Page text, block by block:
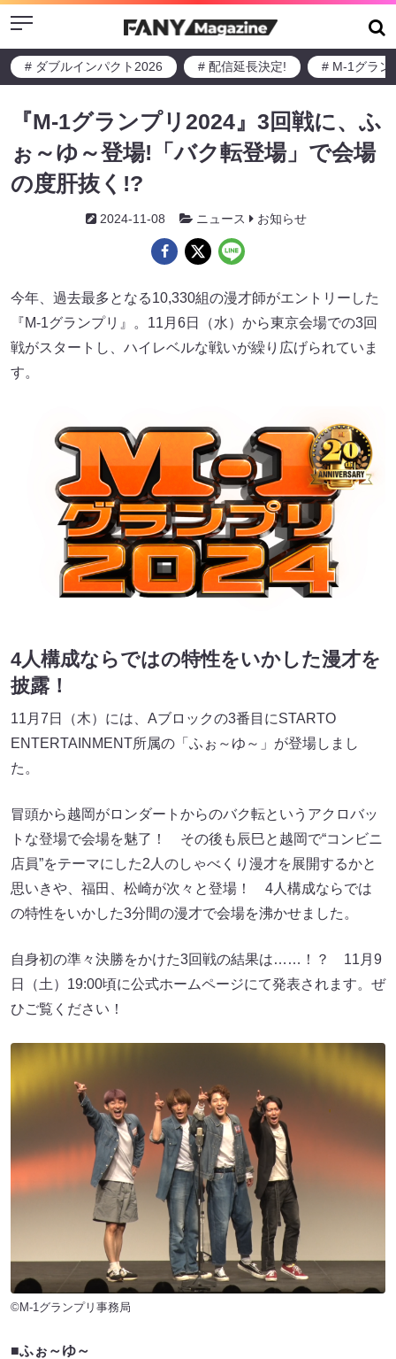
Menu
# ダブルインパクト2026 # 配信延長決定! # M-1グラン
『M-1グランプリ2024』3回戦に、ふ
ぉ～ゆ～登場!「バク転登場」で会場
の度肝抜く!?
2024-11-08 ニュース お知らせ
今年、過去最多となる10,330組の漫才師がエントリーした
『M-1グランプリ』。11月6日（水）から東京会場での3回
戦がスタートし、ハイレベルな戦いが繰り広げられていま
す。
4人構成ならではの特性をいかした漫才を
披露！
11月7日（木）には、Aブロックの3番目にSTARTO
ENTERTAINMENT所属の「ふぉ～ゆ～」が登場しまし
た。
冒頭から越岡がロンダートからのバク転というアクロバッ
トな登場で会場を魅了！ その後も辰巳と越岡で“コンビニ
店員”をテーマにした2人のしゃべくり漫才を展開するかと
思いきや、福田、松崎が次々と登場！ 4人構成ならでは
の特性をいかした3分間の漫才で会場を沸かせました。
自身初の準々決勝をかけた3回戦の結果は……！？ 11月9
日（土）19:00頃に公式ホームページにて発表されます。ぜ
ひご覧ください！
©M-1グランプリ事務局
■ふぉ～ゆ～